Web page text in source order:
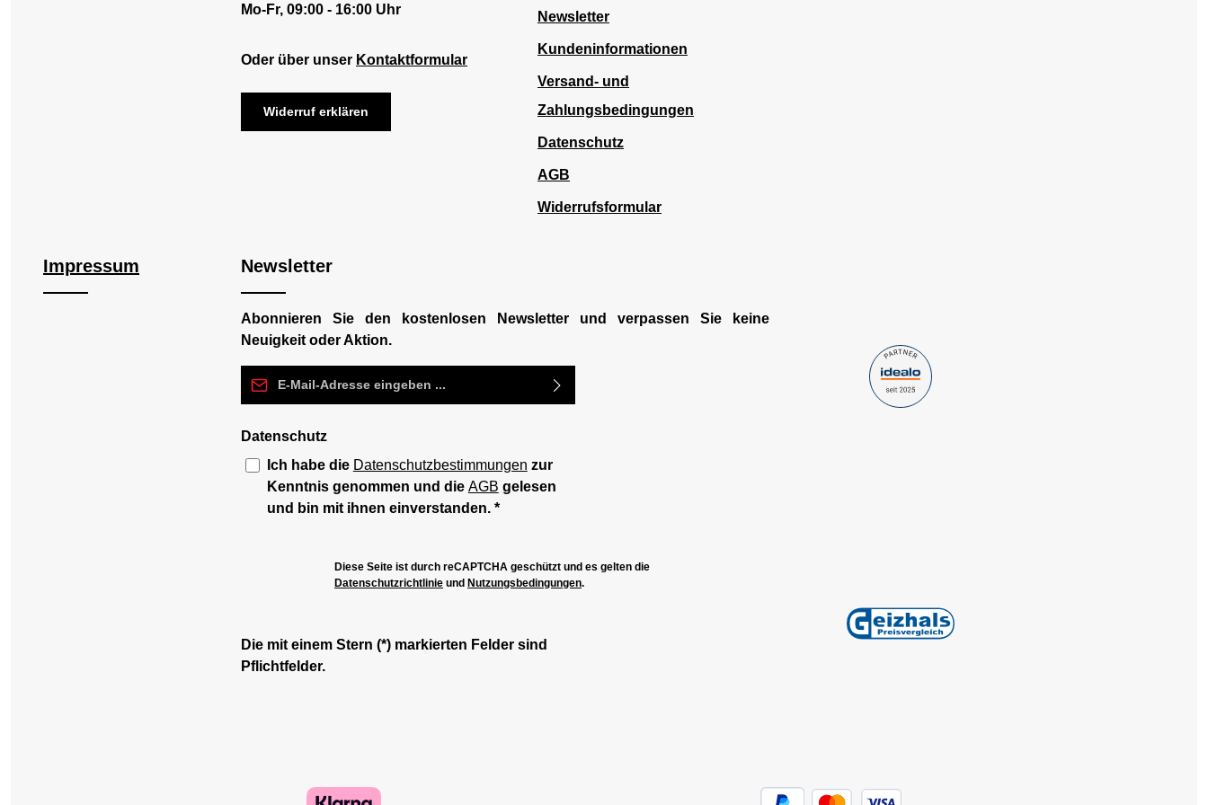
Mo-Fr, 09:00 - 16:00 Uhr
Oder über unser Kontaktformular
Widerruf erklären
Newsletter
Kundeninformationen
Versand- und
Zahlungsbedingungen
Datenschutz
AGB
Widerrufsformular
Impressum Newsletter
Abonnieren Sie den kostenlosen Newsletter und verpassen Sie keine
Neuigkeit oder Aktion.
E-Mail-Adresse*
Datenschutz
Ich habe die Datenschutzbestimmungen zur
Kenntnis genommen und die AGB gelesen
und bin mit ihnen einverstanden. *
Diese Seite ist durch reCAPTCHA geschützt und es gelten die
Datenschutzrichtlinie und Nutzungsbedingungen.
Die mit einem Stern (*) markierten Felder sind
Pflichtfelder.